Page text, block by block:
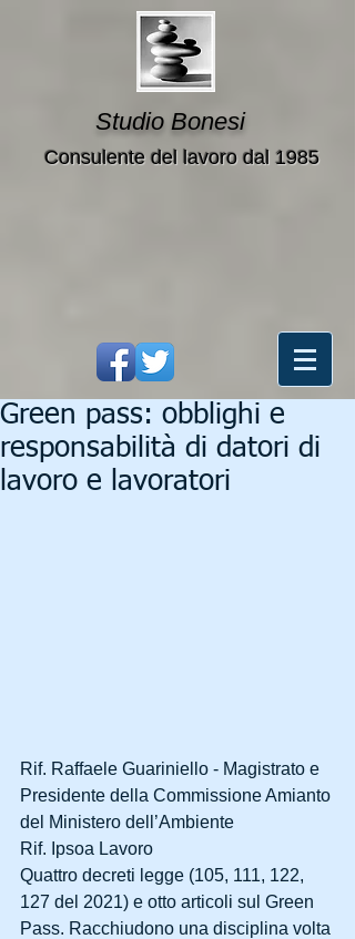
Studio Bonesi
Consulente del lavoro dal 1985
Green pass: obblighi e
responsabilità di datori di
lavoro e lavoratori
Rif. Raffaele Guariniello - Magistrato e
Presidente della Commissione Amianto
del Ministero dell’Ambiente
Rif. Ipsoa Lavoro
Quattro decreti legge (105, 111, 122,
127 del 2021) e otto articoli sul Green
Pass. Racchiudono una disciplina volta